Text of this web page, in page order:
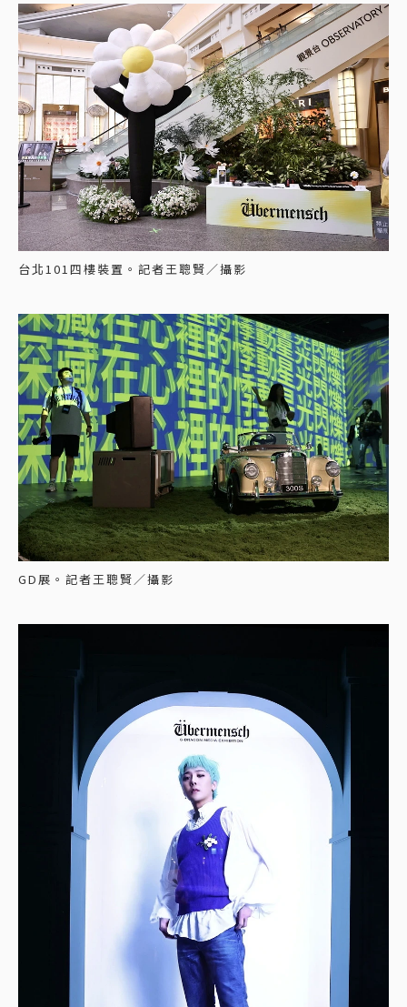
台北101四樓裝置。記者王聰賢／攝影
GD展。記者王聰賢／攝影